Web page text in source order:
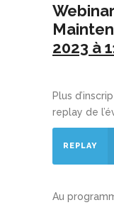
2023 à
Plus
replay de
REPLAY
Au